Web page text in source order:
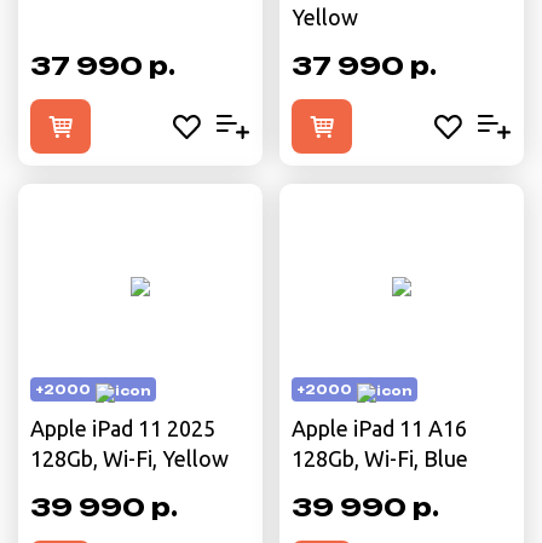
37 990 р.
Yellow
37 990 р.
+2000
Apple iPad 11 2025
128Gb, Wi-Fi, Yellow
39 990 р.
+2000
Apple iPad 11 A16
128Gb, Wi-Fi, Blue
39 990 р.